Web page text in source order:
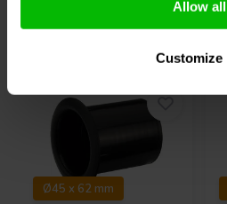
Allow all
Customize
Andere Kunden kauften auch
Ø45 x 62 mm